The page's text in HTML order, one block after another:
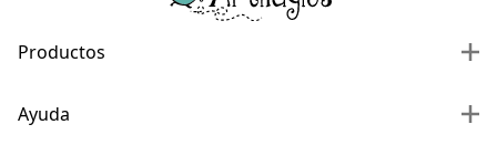
Productos
Ayuda